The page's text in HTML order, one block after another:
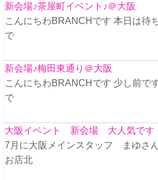
新会場♪茶屋町イベント♪＠大阪
こんにちわBRANCHです 本日は待
で
新会場♪梅田東通り＠大阪
こんにちわBRANCHです 少し前で
で
大阪イベント 新会場 大人気です
7月に大阪メインスタッフ まゆさ
お店北